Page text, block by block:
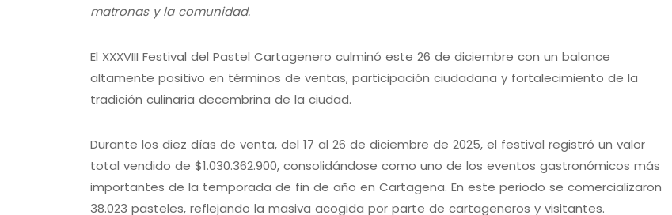
matronas y la comunidad.
El XXXVIII Festival del Pastel Cartagenero culminó este 26 de diciembre con un balance
altamente positivo en términos de ventas, participación ciudadana y fortalecimiento de la
tradición culinaria decembrina de la ciudad.
Durante los diez días de venta, del 17 al 26 de diciembre de 2025, el festival registró un valor
total vendido de $1.030.362.900, consolidándose como uno de los eventos gastronómicos más
importantes de la temporada de fin de año en Cartagena. En este periodo se comercializaron
38.023 pasteles, reflejando la masiva acogida por parte de cartageneros y visitantes.